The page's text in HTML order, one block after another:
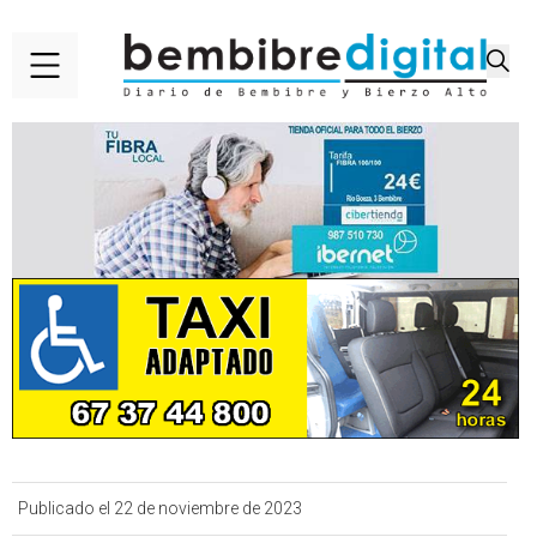
Publicado el 22 de noviembre de 2023